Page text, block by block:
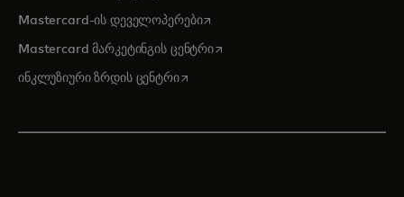
Mastercard-ის დეველოპერებიopens in a new tab
Mastercard მარკეტინგის ცენტრიopens in a new tab
ინკლუზიური ზრდის ცენტრიopens in a new tab